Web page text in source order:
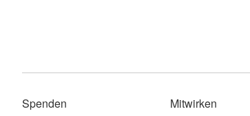
Spenden Mitwirken